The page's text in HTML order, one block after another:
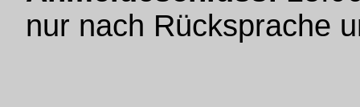
nur nach Rücksprache